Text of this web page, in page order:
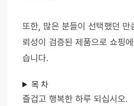
또한, 많은 분들이 선택했던 만
뢰성이 검증된 제품으로 쇼핑
습니다.
목 차
즐겁고 행복한 하루 되십시오.